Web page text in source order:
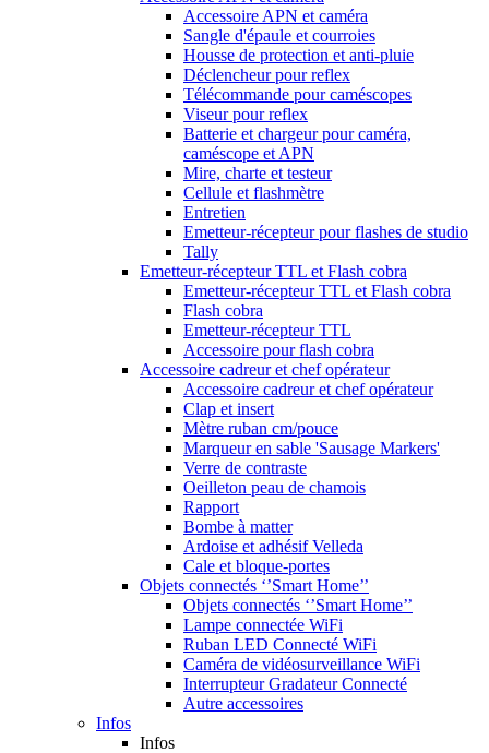
Accessoire APN et caméra
Sangle d'épaule et courroies
Housse de protection et anti-pluie
Déclencheur pour reflex
Télécommande pour caméscopes
Viseur pour reflex
Batterie et chargeur pour caméra,
caméscope et APN
Mire, charte et testeur
Cellule et flashmètre
Entretien
Emetteur-récepteur pour flashes de studio
Tally
Emetteur-récepteur TTL et Flash cobra
Emetteur-récepteur TTL et Flash cobra
Flash cobra
Emetteur-récepteur TTL
Accessoire pour flash cobra
Accessoire cadreur et chef opérateur
Accessoire cadreur et chef opérateur
Clap et insert
Mètre ruban cm/pouce
Marqueur en sable 'Sausage Markers'
Verre de contraste
Oeilleton peau de chamois
Rapport
Bombe à matter
Ardoise et adhésif Velleda
Cale et bloque-portes
Objets connectés ‘’Smart Home’’
Objets connectés ‘’Smart Home’’
Lampe connectée WiFi
Ruban LED Connecté WiFi
Caméra de vidéosurveillance WiFi
Interrupteur Gradateur Connecté
Autre accessoires
Infos
Infos